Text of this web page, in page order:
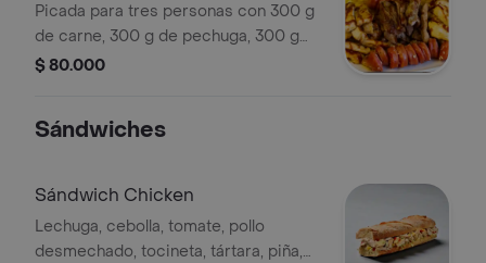
Picada para tres personas con 300 g
de carne, 300 g de pechuga, 300 g
de lomo de cerdo, chorizo y papas a
$ 80.000
Sándwiches
Sándwich Chicken
Lechuga, cebolla, tomate, pollo
desmechado, tocineta, tártara, piña,